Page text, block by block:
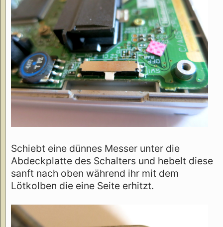
Schiebt eine dünnes Messer unter die
Abdeckplatte des Schalters und hebelt diese
sanft nach oben während ihr mit dem
Lötkolben die eine Seite erhitzt.